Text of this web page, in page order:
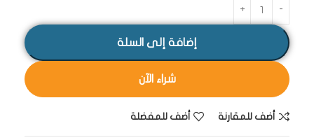
إضافة إلى السلة
شراء الآن
أضف للمقارنة أضف للمفضلة